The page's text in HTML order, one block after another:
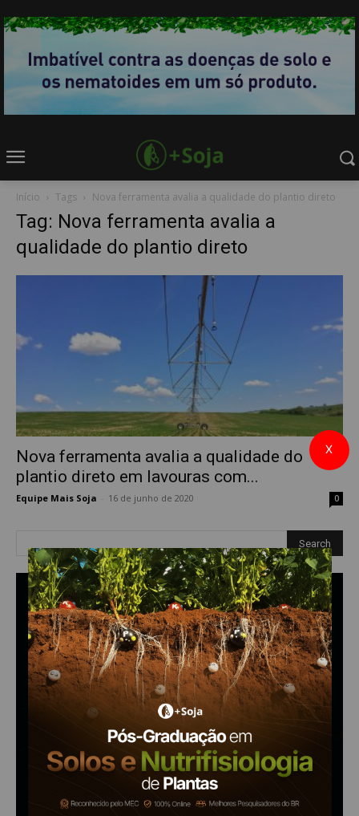
Início Tags Nova ferramenta avalia a qualidade do plantio direto
Tag: Nova ferramenta avalia a
qualidade do plantio direto
Nova ferramenta avalia a qualidade do
plantio direto em lavouras com...
Equipe Mais Soja 16 de junho de 2020 0
X